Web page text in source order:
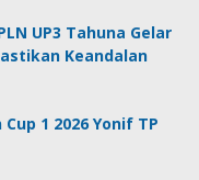
UP3 Tahuna Gelar
Keandalan
1 2026 Yonif TP